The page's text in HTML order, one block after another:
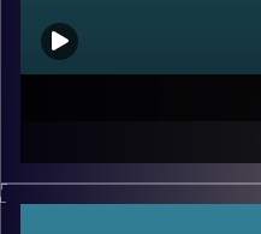
תגליות, על מה שמדע
חשיבה נועזת לחשיבה לא
אנשים לחשוב בצורה
עם כ-6 מיליון תושבים, ממשלה, מטבע, צבא,
יציבה יותר מחלק מהמדינות